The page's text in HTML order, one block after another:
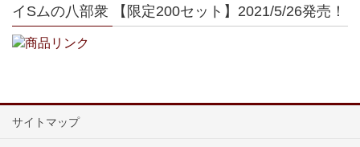
イSムの八部衆 【限定200セット】2021/5/26発売！
サイトマップ